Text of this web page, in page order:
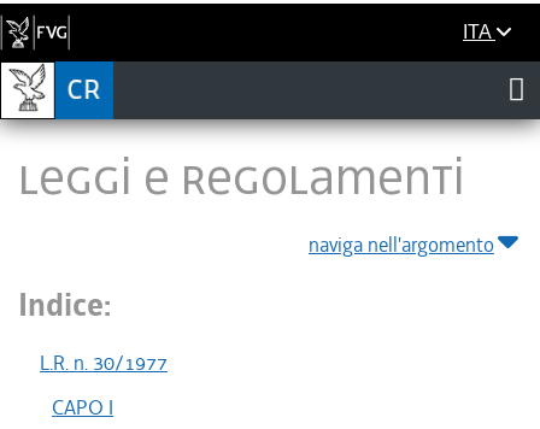
ITA
LEGGI E REGOLAMENTI
naviga nell'argomento
Indice:
L.R. n. 30/1977
CAPO I